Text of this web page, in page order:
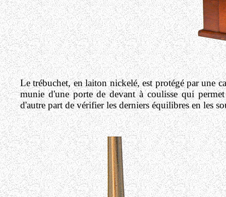
Le trébuchet, en laiton nickelé, est protégé par une
munie d'une porte de devant à coulisse qui
d'autre part de vérifier les derniers équilibres en les